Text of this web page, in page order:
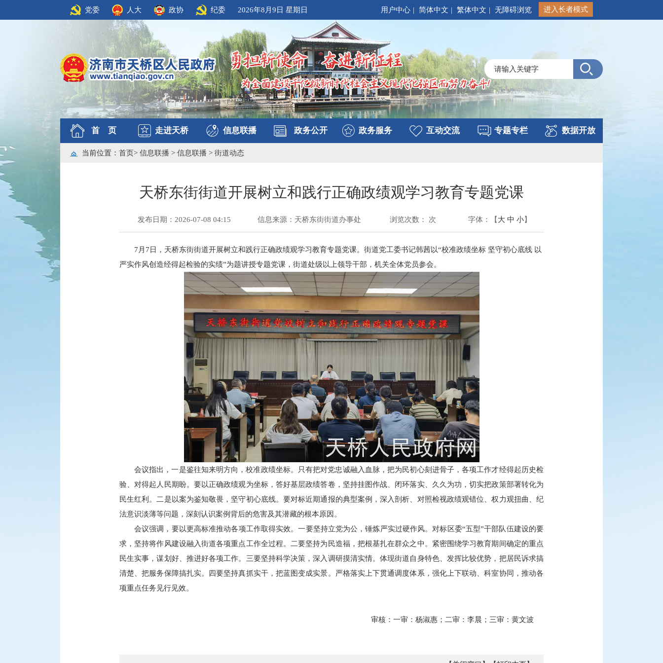
党委 人大 政协 纪委 2026年8月9日 星期日 用户中心 | 简体中文 | 繁体中文 | 无障碍浏览 进入长者模式
首 页 走进天桥 信息联播 政务公开 政务服务 互动交流 专题专栏 数据开放
当前位置： 首页> 信息联播 > 信息联播 > 街道动态
天桥东街街道开展树立和践行正确政绩观学习教育专题党课
发布日期：2026-07-08 04:15 信息来源：天桥东街街道办事处 浏览次数： 次 字体：【 大 中 小】
7月7日，天桥东街街道开展树立和践行正确政绩观学习教育专题党课。街道党工委书记韩茜以“校准政绩坐标 坚守初心底线 以
严实作风创造经得起检验的实绩”为题讲授专题党课，街道处级以上领导干部，机关全体党员参会。
会议指出，一是鉴往知来明方向，校准政绩坐标。只有把对党忠诚融入血脉，把为民初心刻进骨子，各项工作才经得起历史检
验、对得起人民期盼。要以正确政绩观为坐标，答好基层政绩答卷，坚持挂图作战、闭环落实、久久为功，切实把政策部署转化为
民生红利。二是以案为鉴知敬畏，坚守初心底线。要对标近期通报的典型案例，深入剖析、对照检视政绩观错位、权力观扭曲、纪
法意识淡薄等问题，深刻认识案例背后的危害及其潜藏的根本原因。
会议强调，要以更高标准推动各项工作取得实效。一要坚持立党为公，锤炼严实过硬作风。对标区委“五型”干部队伍建设的要
求，坚持将作风建设融入街道各项重点工作全过程。二要坚持为民造福，把根基扎在群众之中。紧密围绕学习教育期间确定的重点
民生实事，谋划好、推进好各项工作。三要坚持科学决策，深入调研摸清实情。体现街道自身特色、发挥比较优势，把居民诉求搞
清楚、把服务保障搞扎实。四要坚持真抓实干，把蓝图变成实景。严格落实上下贯通调度体系，强化上下联动、科室协同，推动各
项重点任务见行见效。
审核：一审：杨淑惠；二审：李晨；三审：黄文波